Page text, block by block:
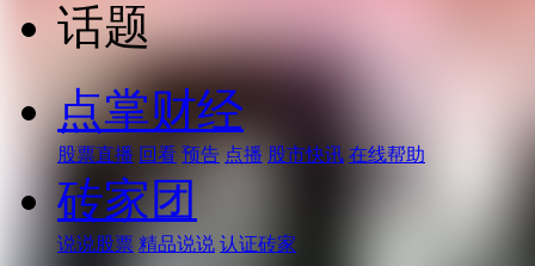
话题
点掌财经
股票直播 回看 预告 点播 股市快讯 在线帮助
砖家团
说说股票 精品说说 认证砖家